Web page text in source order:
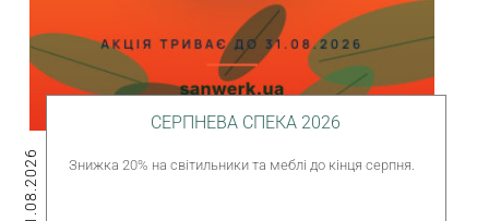
01.08.2026
СЕРПНЕВА СПЕКА 2026
Знижка 20% на світильники та меблі до кінця серпня.